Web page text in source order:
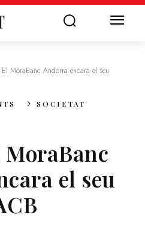
El MoraBanc Andorra encara el seu
SOCIETAT
MoraBanc
el seu